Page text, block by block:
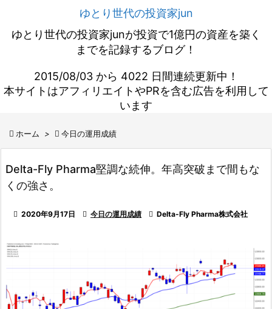
ゆとり世代の投資家jun
ゆとり世代の投資家junが投資で1億円の資産を築く
までを記録するブログ！
2015/08/03 から 4022 日間連続更新中！
本サイトはアフィリエイトやPRを含む広告を利用して
います
 ホーム >  今日の運用成績
Delta-Fly Pharma堅調な続伸。年高突破まで間もな
くの強さ。
 2020年9月17日  今日の運用成績  Delta-Fly Pharma株式会社